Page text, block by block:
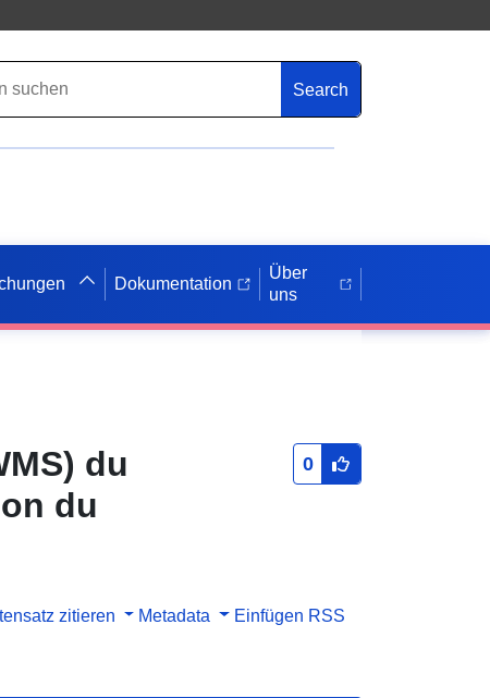
Search
Dokumentation
Über
uns
du
du
0
zitieren Metadata Einfügen RSS